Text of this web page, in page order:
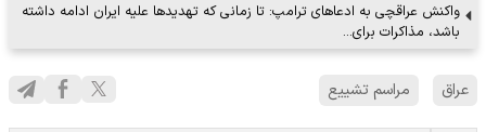
واکنش عراقچی به ادعاهای ترامپ: تا زمانی که تهدید‌ها علیه ایران ادامه داشته
باشد، مذاکرات برای…
عراق مراسم تشییع